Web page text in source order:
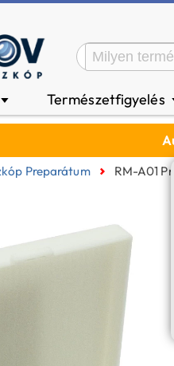
▼ Természetfigyelés
Preparátum RM-A01